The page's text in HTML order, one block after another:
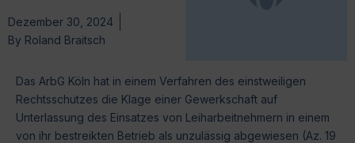
Dezember 30, 2024
By Roland Braitsch
Das ArbG Köln hat in einem Verfahren des einstweiligen
Rechtsschutzes die Klage einer Gewerkschaft auf
Unterlassung des Einsatzes von Leiharbeitnehmern in einem
von ihr bestreikten Betrieb als unzulässig abgewiesen (Az. 19